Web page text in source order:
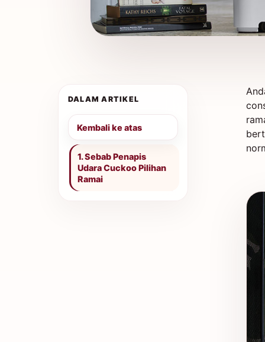
DALAM ARTIKEL
Kembali ke atas
1. Sebab Penapis
Udara Cuckoo Pilihan
Ramai